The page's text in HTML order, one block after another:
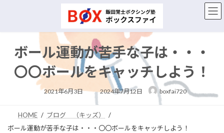
ボール運動が苦手な子は・・・
〇〇ボールをキャッチしよう！
2021年6月3日
終
日
時
:
2024年7月12日 boxfai720
HOME
ブログ （キッズ）
ボール運動が苦手な子は・・・〇〇ボールをキャッチしよう！